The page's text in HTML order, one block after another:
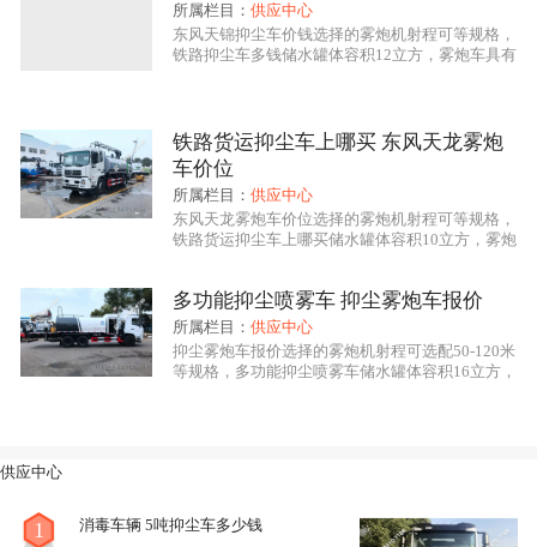
一、抑尘车性能概述：
抑尘车系列产品是我公司自行设计开发、具有
绿化养护、园林喷药、杀菌消毒的专用车辆设备。其主
要细化分类有：多功能抑尘车、洒水车式抑尘车、铁路
专用抑尘车、爆破专用抑尘车。多功能抑尘车采用国内
全可靠，喷雾射程远，用水量小、作业噪音低等特点。
多功能抑尘车主要结构是在行走底盘机构上加装大容积
水罐、**远程雾炮机组系统、发电机组系统、低压冲洗
前端）、液压系统、电控系统、专用的作业装置等改装
所属栏目：供应中心
东风天锦抑尘车价钱选择的雾炮机射程可等规格，
铁路抑尘车多钱储水罐体容积12立方，雾炮车具有
辆型号东风153，雾炮喷雾作业可远程遥控操作，
铁路抑尘车多钱底盘采用东风原厂底盘，底盘型
号，底盘发动机康明斯190马力，国五排
铁路货运抑尘车上哪买 东风天龙雾炮
车价位
所属栏目：供应中心
东风天龙雾炮车价位选择的雾炮机射程可等规格，
铁路货运抑尘车上哪买储水罐体容积10立方，雾炮
绿化、市政环卫、消毒杀菌、农药喷洒等用途，该
车辆型号CLW5164TDYD5，雾炮喷雾作业可远程
遥控操作，铁路货运抑尘车上哪买底盘采用东风原
厂底盘，底盘型号，底盘发动机康机210
多功能抑尘喷雾车 抑尘雾炮车报价
所属栏目：供应中心
抑尘雾炮车报价选择的雾炮机射程可选配50-120米
等规格，多功能抑尘喷雾车储水罐体容积16立方，
动
供应中心
1 消毒车辆 5吨抑尘车多少钱